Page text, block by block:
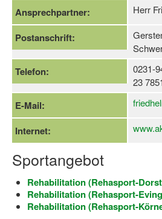
Übersicht Qualifizierungswege
Qualifizierung im
Fachtag Bildung braucht
Erste-Hilfe-Ausbildung
Anmeldeformular /
Bezuschussung
Projekte
Open Sports Day
Dortmund lernt Schwimmen
Ansprechpartner: Herr
Postanschrift:
Telefon:
0231-
23
E-Mail:
Internet:
Sportangebot
Rehabilitation (Rehasport-
Rehabilitation (Rehasport-
Rehabilitation (Rehasport-